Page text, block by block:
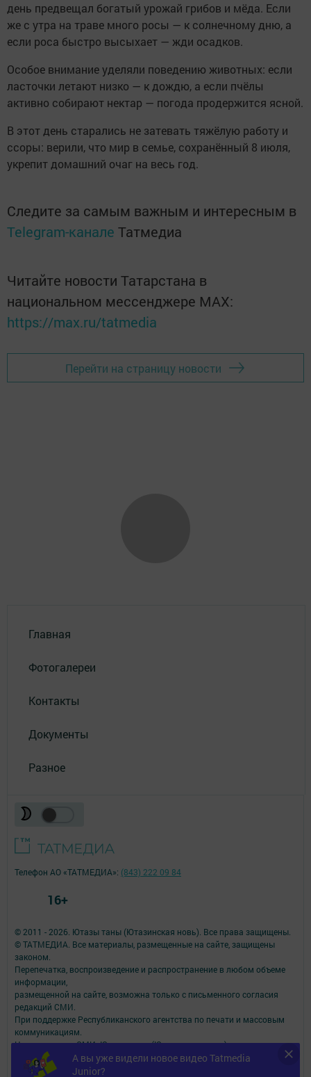
день предвещал богатый урожай грибов и мёда. Если
же с утра на траве много росы — к солнечному дню, а
если роса быстро высыхает — жди осадков.
Особое внимание уделяли поведению животных: если
ласточки летают низко — к дождю, а если пчёлы
активно собирают нектар — погода продержится ясной.
В этот день старались не затевать тяжёлую работу и
ссоры: верили, что мир в семье, сохранённый 8 июля,
укрепит домашний очаг на весь год.
Следите за самым важным и интересным в
Telegram-канале Татмедиа
Читайте новости Татарстана в
национальном мессенджере MАХ:
https://max.ru/tatmedia
Перейти на страницу новости
Главная
Фотогалереи
Контакты
Документы
Разное
А вы уже видели новое видео Tatmedia
Junior?
© 2011 - 2026. Ютазы таны (Ютазинская новь). Все права защищены.
© ТАТМЕДИА. Все материалы, размещенные на сайте, защищены
законом.
Перепечатка, воспроизведение и распространение в любом объеме
информации,
размещенной на сайте, возможна только с письменного согласия
редакций СМИ.
При поддержке Республиканского агентства по печати и массовым
коммуникациям.
Наименование СМИ: Ютазы таны (Ютазинская новь)
№ свидетельства о регистрации СМИ, дата: ЭЛ № ФС 77 - 90166 от
07.10.2025
Телефон АО «ТАТМЕДИА»: (843) 222 09 84
16+